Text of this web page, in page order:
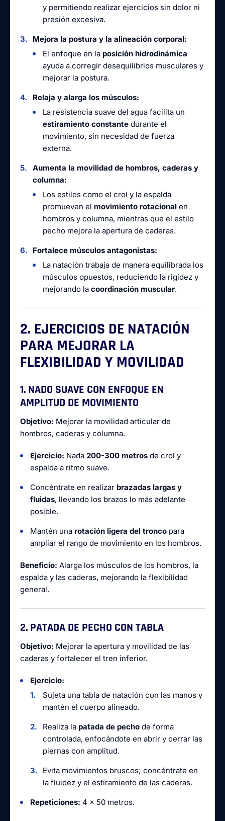
y permitiendo realizar ejercicios sin dolor ni
presión excesiva.
Mejora la postura y la alineación corporal:
El enfoque en la posición hidrodinámica
ayuda a corregir desequilibrios musculares y
mejorar la postura.
Relaja y alarga los músculos:
La resistencia suave del agua facilita un
estiramiento constante durante el
movimiento, sin necesidad de fuerza
externa.
Aumenta la movilidad de hombros, caderas y
columna:
Los estilos como el crol y la espalda
promueven el movimiento rotacional en
hombros y columna, mientras que el estilo
pecho mejora la apertura de caderas.
Fortalece músculos antagonistas:
La natación trabaja de manera equilibrada los
músculos opuestos, reduciendo la rigidez y
mejorando la coordinación muscular.
2. EJERCICIOS DE NATACIÓN
PARA MEJORAR LA
FLEXIBILIDAD Y MOVILIDAD
1. NADO SUAVE CON ENFOQUE EN
AMPLITUD DE MOVIMIENTO
Objetivo: Mejorar la movilidad articular de
hombros, caderas y columna.
Ejercicio: Nada 200-300 metros de crol y
espalda a ritmo suave.
Concéntrate en realizar brazadas largas y
fluidas, llevando los brazos lo más adelante
posible.
Mantén una rotación ligera del tronco para
ampliar el rango de movimiento en los hombros.
Beneficio: Alarga los músculos de los hombros, la
espalda y las caderas, mejorando la flexibilidad
general.
2. PATADA DE PECHO CON TABLA
Objetivo: Mejorar la apertura y movilidad de las
caderas y fortalecer el tren inferior.
Ejercicio:
Sujeta una tabla de natación con las manos y
mantén el cuerpo alineado.
Realiza la patada de pecho de forma
controlada, enfocándote en abrir y cerrar las
piernas con amplitud.
Evita movimientos bruscos; concéntrate en
la fluidez y el estiramiento de las caderas.
Repeticiones: 4 x 50 metros.